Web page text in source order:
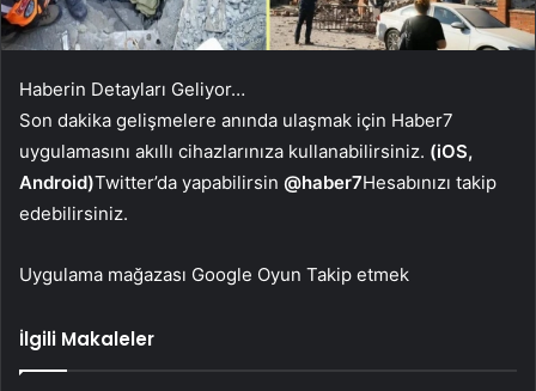
Haberin Detayları Geliyor…
Son dakika gelişmelere anında ulaşmak için Haber7
uygulamasını akıllı cihazlarınıza kullanabilirsiniz. (iOS,
Android)Twitter’da yapabilirsin @haber7Hesabınızı takip
edebilirsiniz.
Uygulama mağazası Google Oyun Takip etmek
İlgili Makaleler